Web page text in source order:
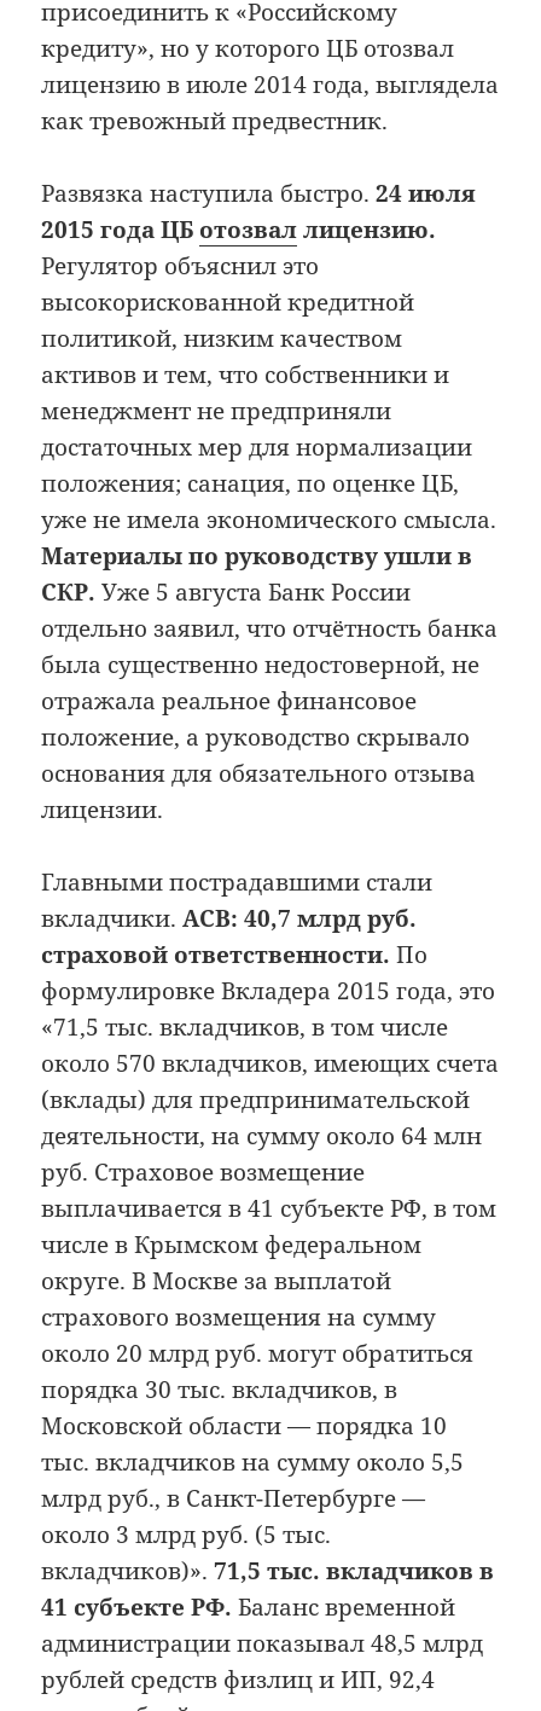
присоединить к «Российскому
кредиту», но у которого ЦБ отозвал
лицензию в июле 2014 года, выглядела
как тревожный предвестник.
Развязка наступила быстро.24 июля
2015 года ЦБ отозваллицензию.
Регулятор объяснил это
высокорискованной кредитной
политикой, низким качеством
активов и тем, что собственники и
менеджмент не предприняли
достаточных мер для нормализации
положения; санация, по оценке ЦБ,
уже не имела экономического смысла.
Материалы по руководству ушли в
СКР. Уже 5 августа Банк России
отдельно заявил, что отчётность банка
была существенно недостоверной, не
отражала реальное финансовое
положение, а руководство скрывало
основания для обязательного отзыва
лицензии.
Главными пострадавшими стали
вкладчики.АСВ: 40,7 млрд руб.
страховой ответственности. По
формулировке Вкладера 2015 года, это
«71,5 тыс. вкладчиков, в том числе
около 570 вкладчиков, имеющих счета
(вклады) для предпринимательской
деятельности, на сумму около 64 млн
руб. Страховое возмещение
выплачивается в 41 субъекте РФ, в том
числе в Крымском федеральном
округе. В Москве за выплатой
страхового возмещения на сумму
около 20 млрд руб. могут обратиться
порядка 30 тыс. вкладчиков, в
Московской области — порядка 10
тыс. вкладчиков на сумму около 5,5
млрд руб., в Санкт-Петербурге —
около 3 млрд руб. (5 тыс.
вкладчиков)».71,5 тыс. вкладчиков в
41 субъекте РФ. Баланс временной
администрации показывал 48,5 млрд
рублей средств физлиц и ИП, 92,4